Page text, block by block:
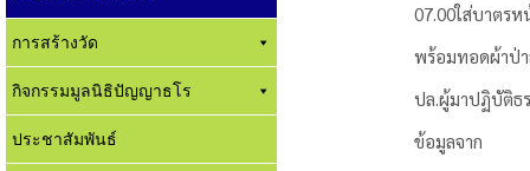
การสร้างวัด
กิจกรรมมูลนิธิปัญญาธโร
ประชาสัมพันธ์
07.00​ใส่บาตร
พร้อมทอดผ้าป่
ปล.ผู้มาปฏิบัติธ
ข้อมูลจาก